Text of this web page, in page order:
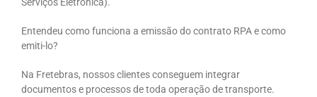
Entendeu como funciona a emissão do contrato RPA e como
emiti-lo?
Na Fretebras, nossos clientes conseguem integrar
documentos e processos de toda operação de transporte.